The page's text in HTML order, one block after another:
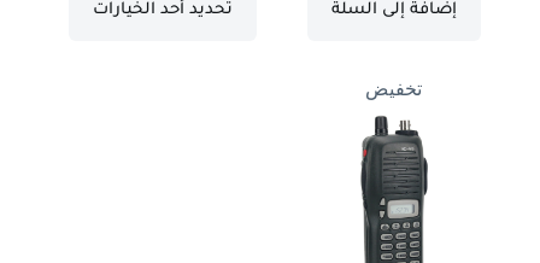
إضافة إلى السلة تحديد أحد الخيارات
تخفيض